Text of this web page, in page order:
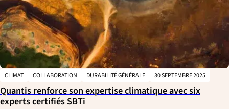
CLIMAT COLLABORATION DURABILITÉ GÉNÉRALE 30 SEPTEMBRE 2025
Quantis renforce son expertise climatique avec six
experts certifiés SBTi